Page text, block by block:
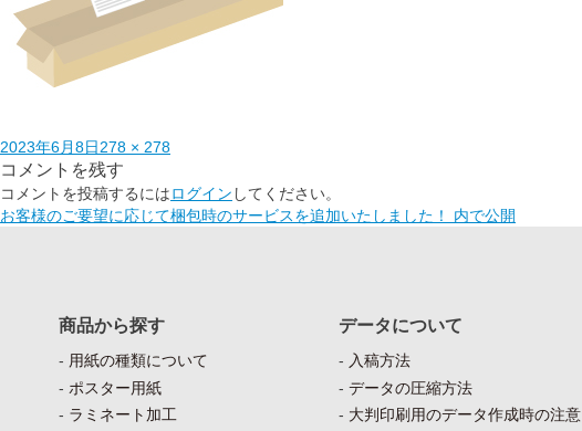
2023年6月8日278 × 278
コメントを残す
コメントを投稿するにはログイン してください。
お客様のご要望に応じて梱包時のサービスを追加いたしました！
内で公開
商品から探す
用紙の種類について
ポスター用紙
ラミネート加工
データについて
入稿方法
データの圧縮方法
大判印刷用のデータ作成時の注意